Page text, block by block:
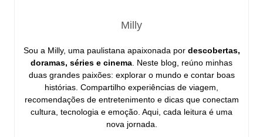
Milly
Sou a Milly, uma paulistana apaixonada por descobertas,
doramas, séries e cinema . Neste blog, reúno minhas
duas grandes paixões: explorar o mundo e contar boas
histórias. Compartilho experiências de viagem,
recomendações de entretenimento e dicas que conectam
cultura, tecnologia e emoção. Aqui, cada leitura é uma
nova jornada.